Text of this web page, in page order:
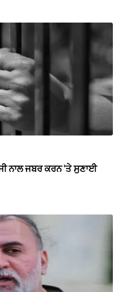
ਨਾਲ ਜਬਰ ਕਰਨ 'ਤੇ ਸੁਣਾਈ